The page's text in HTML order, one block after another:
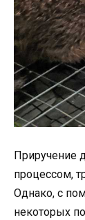
Приручение
процессом,
Однако, с
некоторых